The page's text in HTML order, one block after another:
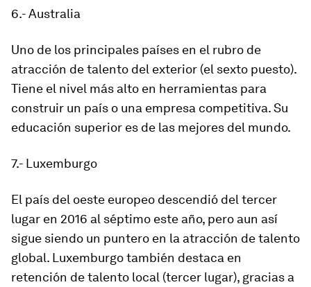
6.- Australia
Uno de los principales países en el rubro de
atracción de talento del exterior (el sexto puesto).
Tiene el nivel más alto en herramientas para
construir un país o una empresa competitiva. Su
educación superior es de las mejores del mundo.
7.- Luxemburgo
El país del oeste europeo descendió del tercer
lugar en 2016 al séptimo este año, pero aun así
sigue siendo un puntero en la atracción de talento
global. Luxemburgo también destaca en
retención de talento local (tercer lugar), gracias a